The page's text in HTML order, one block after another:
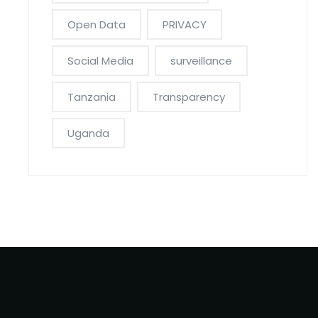
Open Data PRIVACY
Social Media surveillance
Tanzania Transparency
Uganda